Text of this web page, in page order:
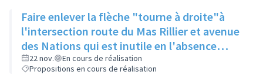
Faire enlever la flèche "tourne à droite"à
l'intersection route du Mas Rillier et avenue
des Nations qui est inutile en l'absence
d'une seconde voie
22 nov.
En cours de réalisation
Propositions en cours de réalisation